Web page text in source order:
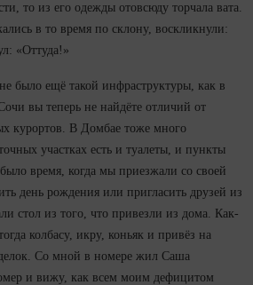
то из его одежды отовсюду торчала вата.
в то время по склону, воскликнули:
«Оттуда!»
было ещё такой инфраструктуры, как в
вы теперь не найдёте отличий от
курортов. В Домбае тоже много
участках есть и туалеты, и пункты
время, когда мы приезжали со своей
день рождения или пригласить друзей из
стол из того, что привезли из дома. Как-
колбасу, икру, коньяк и привёз на
Со мной в номере жил Саша
и вижу, как всем моим дефицитом